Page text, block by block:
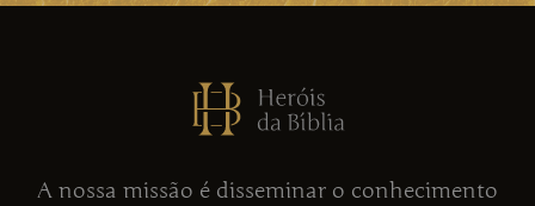
A nossa missão é disseminar o conhecimento